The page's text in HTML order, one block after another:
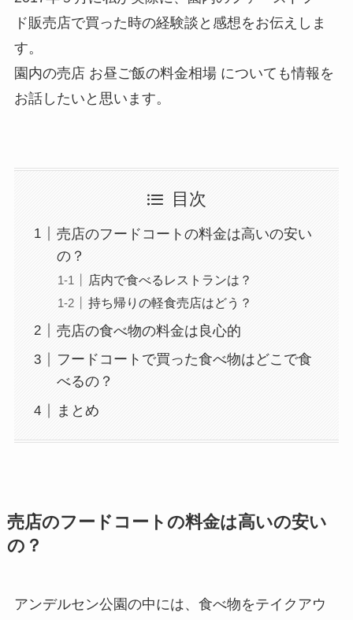
ド販売店で買った時の経験談と感想をお伝えしま
す。
園内の売店 お昼ご飯の料金相場 についても情報を
お話したいと思います。
目次
売店のフードコートの料金は高いの安い
の？
店内で食べるレストランは？
持ち帰りの軽食売店はどう？
売店の食べ物の料金は良心的
フードコートで買った食べ物はどこで食
べるの？
まとめ
売店のフードコートの料金は高いの安い
の？
アンデルセン公園の中には、食べ物をテイクアウ